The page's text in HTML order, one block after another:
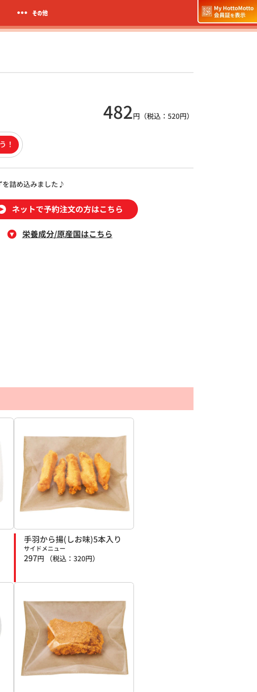
その他
482円（税込： 520円）
！
を詰め込みました♪
ネットで予約注文の方はこちら
栄養成分/原産国はこちら
手羽から揚(しお味)5本入り
サイドメニュー
297円 （税込： 320円）